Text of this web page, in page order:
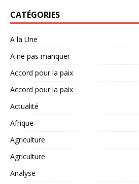
CATÉGORIES
A la Une
A ne pas manquer
Accord pour la paix
Accord pour la paix
Actualité
Afrique
Agriculture
Agriculture
Analyse